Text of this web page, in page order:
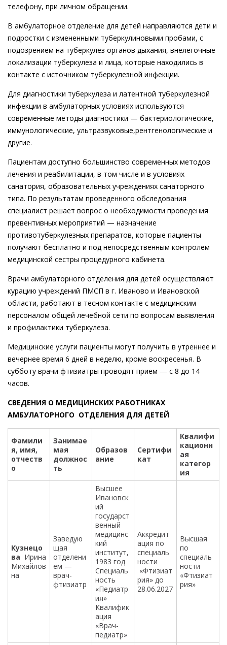
телефону, при личном обращении.
В амбулаторное отделение для детей направляются дети и
подростки с измененными туберкулиновыми пробами, с
подозрением на туберкулез органов дыхания, внелегочные
локализации туберкулеза и лица, которые находились в
контакте с источником туберкулезной инфекции.
Для диагностики туберкулеза и латентной туберкулезной
инфекции в амбулаторных условиях используются
современные методы диагностики — бактериологические,
иммунологические, ультразвуковые,рентгенологические и
другие.
Пациентам доступно большинство современных методов
лечения и реабилитации, в том числе и в условиях
санатория, образовательных учреждениях санаторного
типа. По результатам проведенного обследования
специалист решает вопрос о необходимости проведения
превентивных мероприятий — назначение
противотуберкулезных препаратов, которые пациенты
получают бесплатно и под непосредственным контролем
медицинской сестры процедурного кабинета.
Врачи амбулаторного отделения для детей осуществляют
курацию учреждений ПМСП в г. Иваново и Ивановской
области, работают в тесном контакте с медицинским
персоналом общей лечебной сети по вопросам выявления
и профилактики туберкулеза.
Медицинские услуги пациенты могут получить в утреннее и
вечернее время 6 дней в неделю, кроме воскресенья. В
субботу врачи фтизиатры проводят прием — с 8 до 14
часов.
СВЕДЕНИЯ О МЕДИЦИНСКИХ РАБОТНИКАХ
АМБУЛАТОРНОГО ОТДЕЛЕНИЯ ДЛЯ ДЕТЕЙ
Фамили
я, имя,
отчеств
о
Занимае
мая
должнос
ть
Образов
ание
Сертифи
кат
Квалифи
кационн
ая
категор
ия
Кузнецо
ва Ирина
Михайлов
на
Заведую
щая
отделени
ем —
врач-
фтизиатр
Высшее
Ивановск
ий
государст
венный
медицинс
кий
институт,
1983 год
Специаль
ность
«Педиатр
ия»
Квалифик
ация
«Врач-
педиатр»
Аккредит
ация по
специаль
ности
«Фтизиат
рия» до
28.06.2027
Высшая
по
специаль
ности
«Фтизиат
рия»